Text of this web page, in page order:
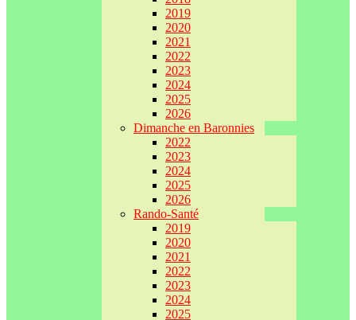
2019
2020
2021
2022
2023
2024
2025
2026
Dimanche en Baronnies
2022
2023
2024
2025
2026
Rando-Santé
2019
2020
2021
2022
2023
2024
2025